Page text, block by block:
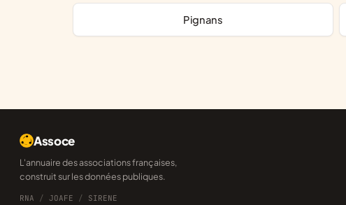
Pignans
Assoce
L'annuaire des associations françaises,
construit sur les données publiques.
RNA / JOAFE / SIRENE